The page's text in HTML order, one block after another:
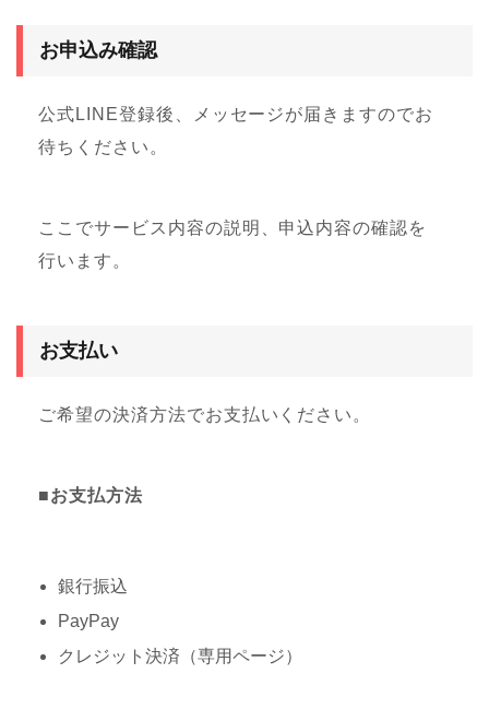
お申込み確認
公式LINE登録後、メッセージが届きますのでお
待ちください。
ここでサービス内容の説明、申込内容の確認を
行います。
お支払い
ご希望の決済方法でお支払いください。
■お支払方法
銀行振込
PayPay
クレジット決済（専用ページ）